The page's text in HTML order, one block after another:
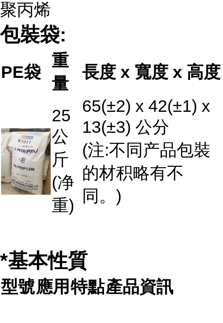
聚丙烯
包裝袋:
PE袋
重
量
長度 x 寬度 x 高度
25
公
斤
(净
重)
65(±2) x 42(±1) x
13(±3) 公分
(注:不同产品包裝
的材积略有不
同。)
*基本性質
型號應用 特點產品資訊